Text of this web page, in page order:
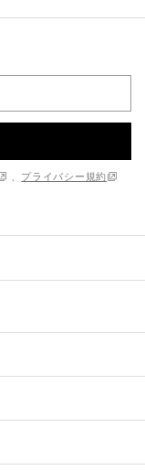
プライバシー規約